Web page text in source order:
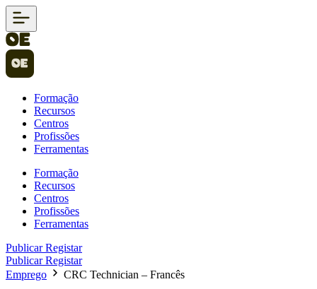
Formação
Recursos
Centros
Profissões
Ferramentas
Formação
Recursos
Centros
Profissões
Ferramentas
PublicarRegistar
PublicarRegistar
Emprego
CRC Technician – Francês